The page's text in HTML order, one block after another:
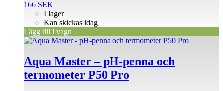
166 SEK
I lager
Kan skickas idag
Lägg till i vagn
Aqua Master – pH-penna och
termometer P50 Pro